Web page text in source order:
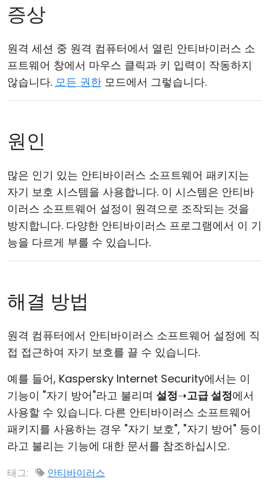
증상
원격 세션 중 원격 컴퓨터에서 열린 안티바이러스 소
프트웨어 창에서 마우스 클릭과 키 입력이 작동하지
않습니다. 모든 권한 모드에서 그렇습니다.
원인
많은 인기 있는 안티바이러스 소프트웨어 패키지는
자기 보호 시스템을 사용합니다. 이 시스템은 안티바
이러스 소프트웨어 설정이 원격으로 조작되는 것을
방지합니다. 다양한 안티바이러스 프로그램에서 이 기
능을 다르게 부를 수 있습니다.
해결 방법
원격 컴퓨터에서 안티바이러스 소프트웨어 설정에 직
접 접근하여 자기 보호를 끌 수 있습니다.
예를 들어, Kaspersky Internet Security에서는 이
기능이 "자기 방어"라고 불리며 설정➝고급 설정에서
사용할 수 있습니다. 다른 안티바이러스 소프트웨어
패키지를 사용하는 경우 "자기 보호", "자기 방어" 등이
라고 불리는 기능에 대한 문서를 참조하십시오.
태그: 안티바이러스